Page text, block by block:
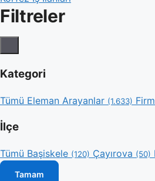
Filtreler
Kategori
Tümü Eleman Arayanlar (1.633)
İlçe
Tümü Başiskele (120) Çayırova (50)
Tamam